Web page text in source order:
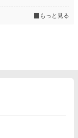
もっと見る